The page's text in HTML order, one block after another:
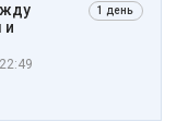
и
1 день